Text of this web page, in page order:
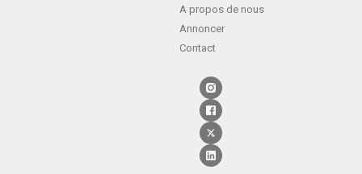
A propos de nous
Annoncer
Contact